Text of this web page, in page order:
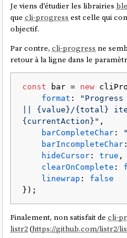
Je viens d'étudier les librairies
quecli-progress est celle qui
objectif.
Par contre,cli-progress ne
retour à la ligne dans le
const bar = new
format :
|| {value}/{total}
{currentAction}" ,
barCompleteChar :
barIncompleteChar
hideCursor : true ,
clearOnComplete :
linewrap : false
Finalement, non satisfait decli-
listr2(https://github.com/listr2/